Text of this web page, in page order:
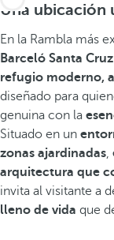
Una ubicación
En la Rambla más
Barceló Santa
refugio moderno,
diseñado para
genuina con la
Situado en un
zonas ajardinadas,
arquitectura que
invita al visitante a
lleno de vida que